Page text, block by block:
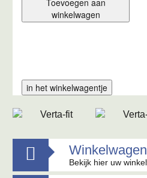
winkelwagen
in het winkelwagentje
 Winkelwagen
Bekijk hier uw